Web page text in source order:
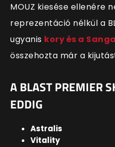
MOUZ kiesése ellenére
reprezentáció nélkül a
ugyanis kory és a
összehozta már a
A BLAST PREMIER
EDDIG
Astralis
Vitality